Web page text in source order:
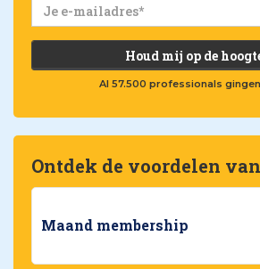
Houd mij op de
Al 57.500 professionals
Ontdek de voordelen
Maand membership